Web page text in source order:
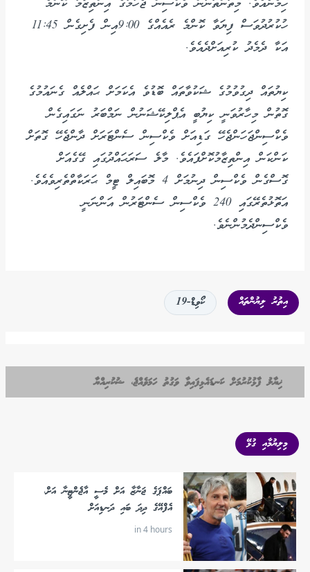
ހިމެނެއެވެ. މިތަންތަނުން ވެކްސިން ޖެހުމުގެ އިންތިޒާމު ކޮންމެ
ހުކުރުދުވަސް ފިޔަވާ ކޮންމެ ރެއެއްގެ 9:00އިން ފެށިގެން 11:45
އަކާ ދެމެދު ކުރިއަށްދެއެވެ.
ކިޔުތައް ދިގުވުމުގެ ޝަކުވާތައް ބޮޑުވެ އެކަމަށް ޙައްލެއް ގެނައުމުގެ
ގޮތުން މިހާރުވަނީ ކިޔުބީ އެޕްލިކޭޝަނުން ނަމްބަރު ނަގައިގެން
ވެކްސިންޖަހަންޖެހޭ ގަޑިއަށް ވެކްސިން ސެންޓަރަށް ދާންޖެހޭ ގޮތަށް
ކަންކަން އިންތިޒާމުކޮށްފައެވެ. މާލެ ސަރަޙައްދުގައި ގޭގެއަށް
ގޮސްގެން ވެކްސިން ދިނުމަށް 4 މޮބައިލް ޓީމް ޙަރަކާތްތެރިވެއެވެ.
އަތޮޅުތެރޭގައި 240 ވެކްސިން ސެންޓަރުން އަންނަނީ
ވެކްސިންދެމުންނެވެ.
އިތުރު ލިޔުންތައް ކޯވިޑް-19
ޚިޔާލު ފާޅުކުރުމަށް ކަނޑައެޅިފައިވާ ވަގުތު ހަމަވެއްޖެ، ޝުކުރިއްޔާ
މިލިޔުމާއި ގުޅޭ
ބައްޕަގެ ޖަނާޒާ އަށް މެސީ އާޖެންޓީނާ އަށް،
އެފްއޭގެ ދިދަ ބައި ދަނޑިއަށް
in 4 hours